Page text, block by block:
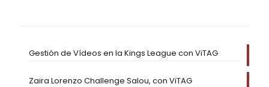
Gestión de Vídeos en la Kings League con ViTAG
Zaira Lorenzo Challenge Salou, con ViTAG